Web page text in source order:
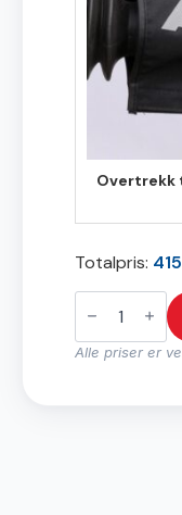
Overtrekk
Totalpris:
L1521
antall
Alle priser er